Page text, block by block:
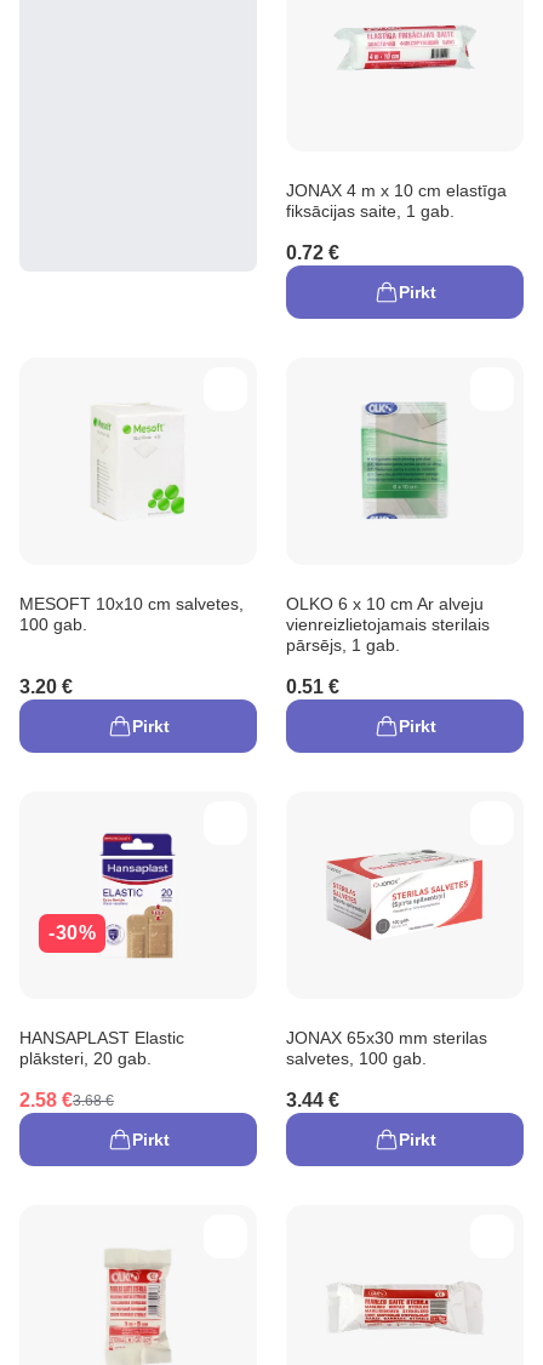
JONAX 4 m x 10 cm elastīga
fiksācijas saite, 1 gab.
0.72 €
Pirkt
MESOFT 10x10 cm salvetes,
100 gab.
3.20 €
Pirkt
OLKO 6 x 10 cm Ar alveju
vienreizlietojamais sterilais
pārsējs, 1 gab.
0.51 €
Pirkt
-30%
HANSAPLAST Elastic
plāksteri, 20 gab.
2.58 €3.68 €
Pirkt
JONAX 65x30 mm sterilas
salvetes, 100 gab.
3.44 €
Pirkt